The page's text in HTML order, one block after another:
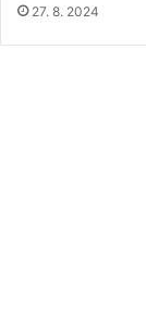
27. 8. 2024